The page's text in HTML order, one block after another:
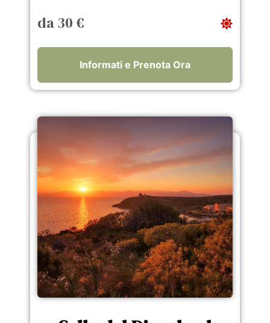
da 30 €
Informati e Prenota Ora